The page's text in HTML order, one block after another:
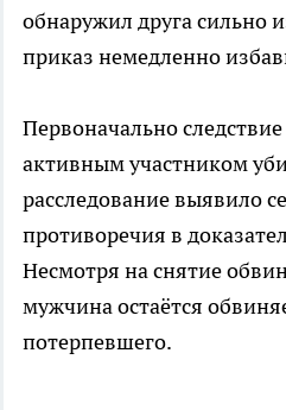
обнаружил друга сильно
приказ немедленно
Первоначально
активным участником
расследование выявило
противоречия в
Несмотря на снятие
мужчина остаётся
потерпевшего.